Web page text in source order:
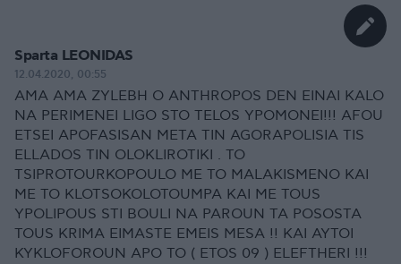
Sparta LEONIDAS
12.04.2020, 00:55
AMA AMA ZYLEBH O ANTHROPOS DEN EINAI KALO
NA PERIMENEI LIGO STO TELOS YPOMONEI!!! AFOU
ETSEI APOFASISAN META TIN AGORAPOLISIA TIS
ELLADOS TIN OLOKLIROTIKI . TO
TSIPROTOURKOPOULO ME TO MALAKISMENO KAI
ME TO KLOTSOKOLOTOUMPA KAI ME TOUS
YPOLIPOUS STI BOULI NA PAROUN TA POSOSTA
TOUS KRIMA EIMASTE EMEIS MESA !! KAI AYTOI
KYKLOFOROUN APO TO ( ETOS 09 ) ELEFTHERI !!!